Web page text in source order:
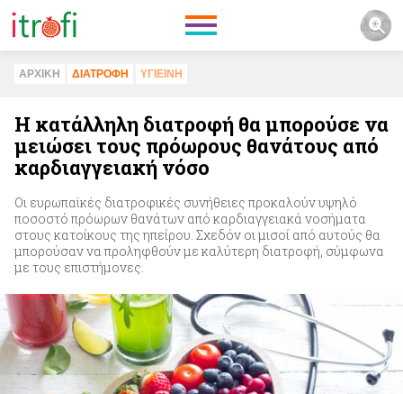
ΑΡΧΙΚΗ ΔΙΑΤΡΟΦΗ ΥΓΙΕΙΝΗ
Η κατάλληλη διατροφή θα μπορούσε να
μειώσει τους πρόωρους θανάτους από
καρδιαγγειακή νόσο
Οι ευρωπαϊκές διατροφικές συνήθειες προκαλούν υψηλό
ποσοστό πρόωρων θανάτων από καρδιαγγειακά νοσήματα
στους κατοίκους της ηπείρου. Σχεδόν οι μισοί από αυτούς θα
μπορούσαν να προληφθούν με καλύτερη διατροφή, σύμφωνα
με τους επιστήμονες.